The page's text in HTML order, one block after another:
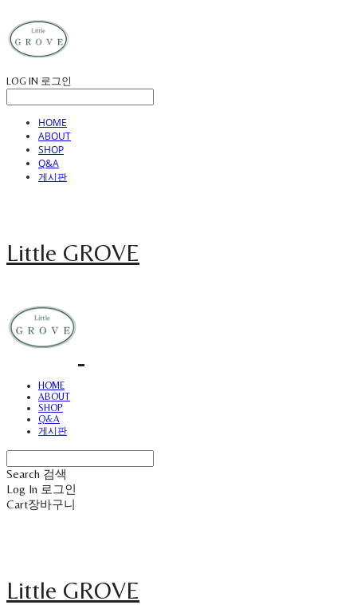
LOG IN 로그인
HOME
ABOUT
SHOP
Q&A
게시판
Little GROVE
HOME
ABOUT
SHOP
Q&A
게시판
Search 검색
Log In 로그인
Cart장바구니
Little GROVE